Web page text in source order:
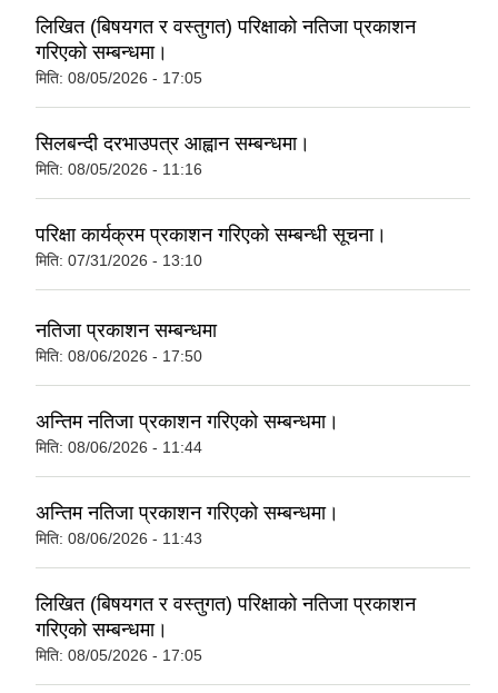
लिखित (बिषयगत र वस्तुगत) परिक्षाको नतिजा प्रकाशन
गरिएको सम्बन्धमा।
मिति: 08/05/2026 - 17:05
सिलबन्दी दरभाउपत्र आह्वान सम्बन्धमा।
मिति: 08/05/2026 - 11:16
परिक्षा कार्यक्रम प्रकाशन गरिएको सम्बन्धी सूचना।
मिति: 07/31/2026 - 13:10
नतिजा प्रकाशन सम्बन्धमा
मिति: 08/06/2026 - 17:50
अन्तिम नतिजा प्रकाशन गरिएको सम्बन्धमा।
मिति: 08/06/2026 - 11:44
अन्तिम नतिजा प्रकाशन गरिएको सम्बन्धमा।
मिति: 08/06/2026 - 11:43
लिखित (बिषयगत र वस्तुगत) परिक्षाको नतिजा प्रकाशन
गरिएको सम्बन्धमा।
मिति: 08/05/2026 - 17:05